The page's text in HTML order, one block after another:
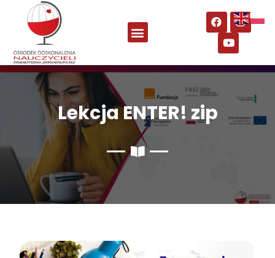
Lekcja ENTER! zip